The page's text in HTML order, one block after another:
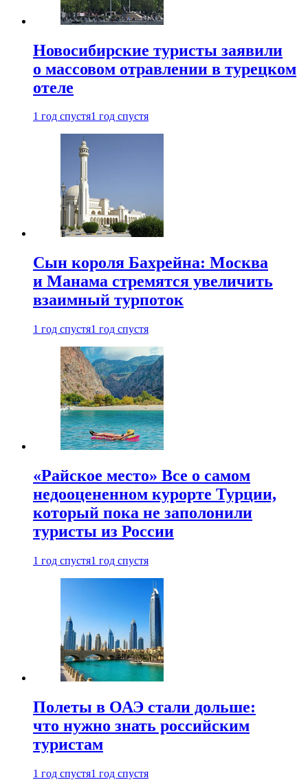
Новосибирские туристы заявили
о массовом отравлении в турецком
отеле
1 год спустя1 год спустя
Сын короля Бахрейна: Москва
и Манама стремятся увеличить
взаимный турпоток
1 год спустя1 год спустя
«Райское место» Все о самом
недооцененном курорте Турции,
который пока не заполонили
туристы из России
1 год спустя1 год спустя
Полеты в ОАЭ стали дольше:
что нужно знать российским
туристам
1 год спустя1 год спустя